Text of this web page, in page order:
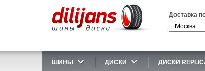
Доставка
ШИНЫ ДИСКИ ДИСКИ